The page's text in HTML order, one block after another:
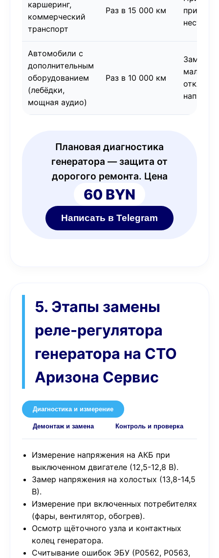
каршеринг,
коммерческий
транспорт
Раз в 15 000 км
Автомобили с
дополнительным
оборудованием
(лебёдки,
мощная аудио)
Раз в 10 000 км
Замена
Плановая диагностика
генератора — защита от
дорогого ремонта. Цена
60 BYN
Написать в Telegram
5. Этапы замены
реле-регулятора
генератора на СТО
Аризона Сервис
Диагностика и измерение
Демонтаж и замена Контроль и проверка
Измерение напряжения на АКБ при
выключенном двигателе (12,5-12,8 В).
Замер напряжения на холостых (13,8-14,5
В).
Измерение при включенных потребителях
(фары, вентилятор, обогрев).
Осмотр щёточного узла и контактных
колец генератора.
Считывание ошибок ЭБУ (P0562, P0563,